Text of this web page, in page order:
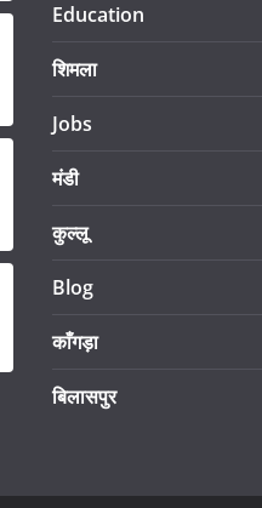
Education
शिमला
Jobs
मंडी
कुल्लू
Blog
काँगड़ा
बिलासपुर